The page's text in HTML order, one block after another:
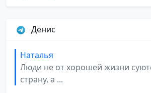
Денис
Наталья
Люди не от хорошей жизни
страну, а ...